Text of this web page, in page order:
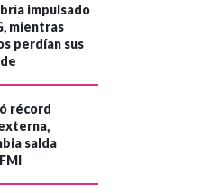
impulsado
mientras
perdían sus
récord
salda